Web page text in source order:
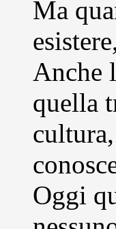
Ma
Anche
quella
Oggi